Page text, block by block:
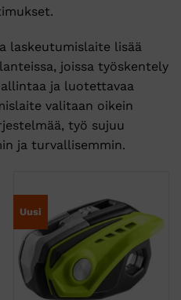
laskeutumislaite lisää
joissa työskentely
ja luotettavaa
valitaan oikein
työ sujuu
ja turvallisemmin.
Uusi